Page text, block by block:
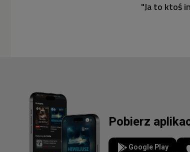
"Ja to ktoś
Pobierz
Google Play